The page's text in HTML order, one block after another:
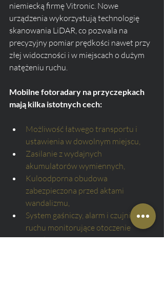
niemiecką firmę Vitronic. Nowe
urządzenia wykorzystują technologię
skanowania LiDAR, co pozwala na
precyzyjny pomiar prędkości nawet przy
złej widoczności i w miejscach o dużym
natężeniu ruchu.
Mobilne fotoradary na przyczepkach
mają kilka istotnych cech:
Możliwość łatwego transportu i
ustawienia w dowolnym miejscu,
Zasilanie z wydajnych
akumulatorów wymiennych,
Kuloodporna obudowa
zabezpieczona przed aktami
wandalizmu,
System gaśniczy, alarm i czujniki
ruchu monitorujące otoczenie
urządzenia,